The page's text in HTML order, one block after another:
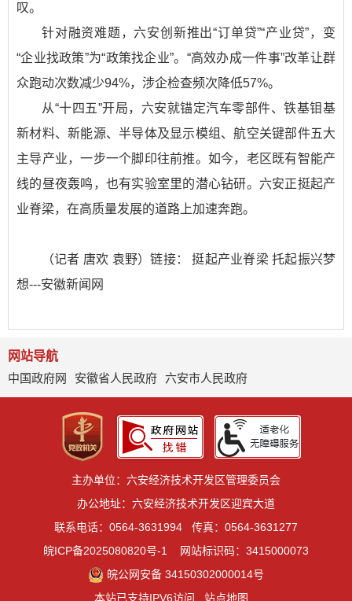
叹。
针对融资难题，六安创新推出“订单贷”“产业贷”，变
“企业找政策”为“政策找企业”。“高效办成一件事”改革让群
众跑动次数减少94%，涉企检查频次降低57%。
从“十四五”开局，六安就锚定汽车零部件、铁基钼基
新材料、新能源、半导体及显示模组、航空关键部件五大
主导产业，一步一个脚印往前推。如今，老区既有智能产
线的昼夜轰鸣，也有实验室里的潜心钻研。六安正挺起产
业脊梁，在高质量发展的道路上加速奔跑。
（记者 唐欢 袁野）链接：挺起产业脊梁 托起振兴梦
想---安徽新闻网
网站导航
中国政府网
安徽省人民政府 六安市人民政府
主办单位：六安经济技术开发区管理委员会
办公地址：六安经济技术开发区迎宾大道
联系电话：0564-3631994
传真：0564-3631277
皖ICP备2025080820号-1
网站标识码：3415000073
皖公网安备 34150302000014号
本站已支持IPV6访问
站点地图